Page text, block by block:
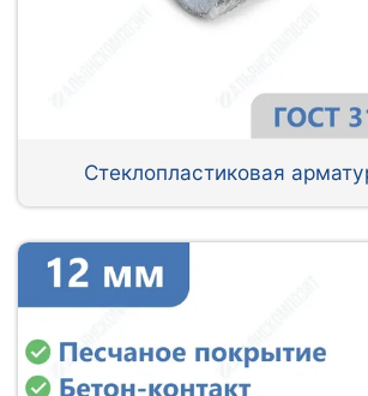
Стеклопластиковая